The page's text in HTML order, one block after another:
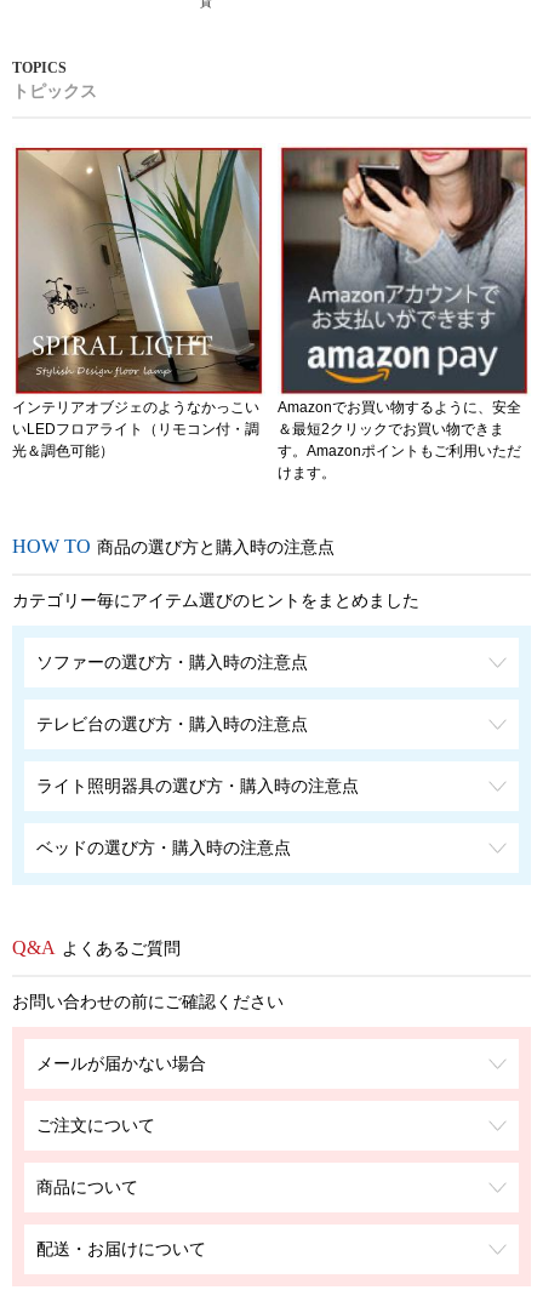
トピックス
インテリアオブジェのようなかっこい
いLEDフロアライト（リモコン付・調
光＆調色可能）
Amazonでお買い物するように、安全
＆最短2クリックでお買い物できま
す。Amazonポイントもご利用いただ
けます。
商品の選び方と購入時の注意点
カテゴリー毎にアイテム選びのヒントをまとめました
ソファーの選び方・購入時の注意点
テレビ台の選び方・購入時の注意点
ライト照明器具の選び方・購入時の注意点
ベッドの選び方・購入時の注意点
よくあるご質問
お問い合わせの前にご確認ください
メールが届かない場合
ご注文について
商品について
配送・お届けについて